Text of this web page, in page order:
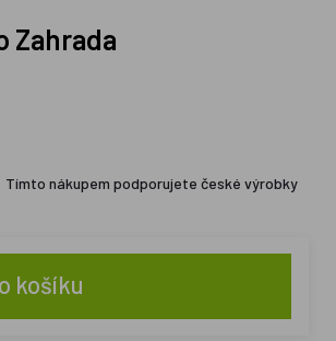
Zahrada
Tímto nákupem podporujete české výrobky
košíku